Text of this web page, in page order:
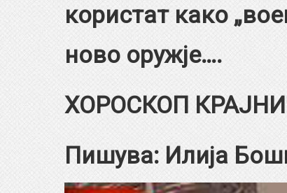
користат како
ново оружје….
ХОРОСКОП
Пишува: Илија